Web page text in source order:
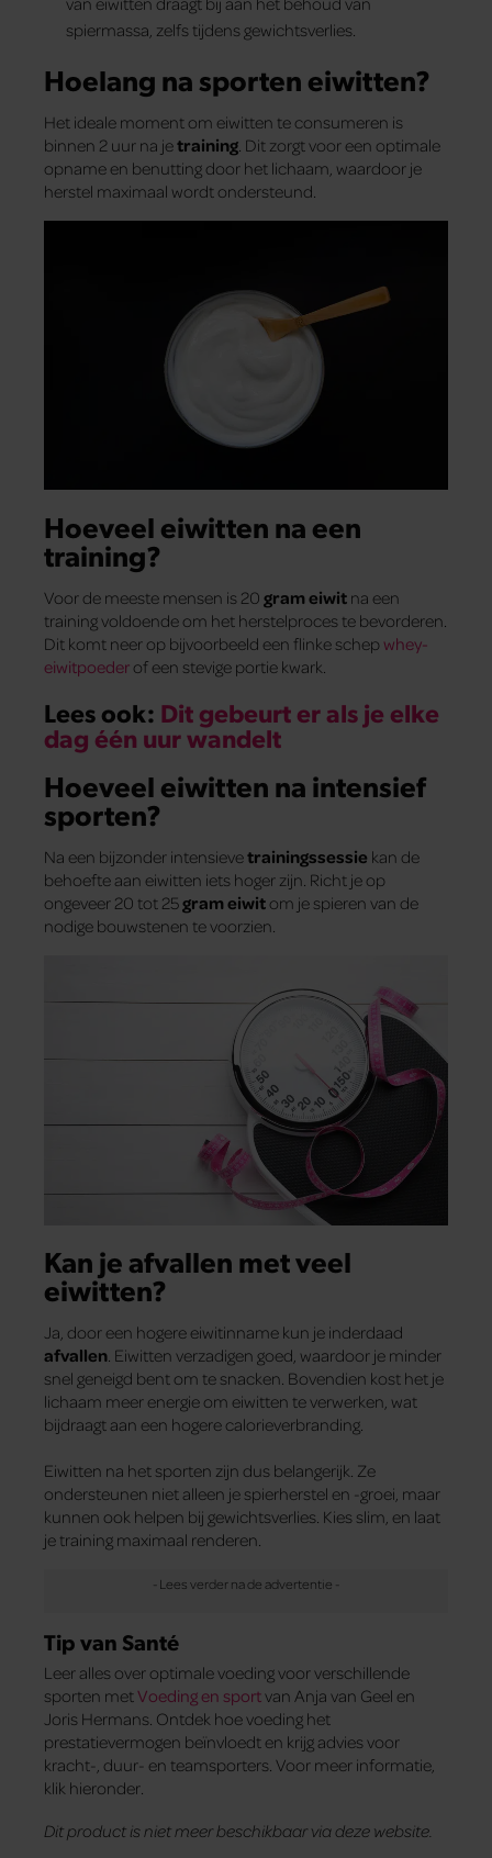
spiermassa, zelfs tijdens gewichtsverlies.
Hoelang na sporten eiwitten?
Het ideale moment om eiwitten te consumeren is
binnen 2 uur na jetraining . Dit zorgt voor een optimale
opname en benutting door het lichaam, waardoor je
herstel maximaal wordt ondersteund.
Hoeveel eiwitten na een
training?
Voor de meeste mensen is 20 gram eiwit na een
training voldoende om het herstelproces te bevorderen.
Dit komt neer op bijvoorbeeld een flinke schep whey-
eiwitpoeder of een stevige portie kwark.
Lees ook: Dit gebeurt er als je elke
dag één uur wandelt
Hoeveel eiwitten na intensief
sporten?
Na een bijzonder intensievetrainingssessie kan de
behoefte aan eiwitten iets hoger zijn. Richt je op
ongeveer 20 tot 25gram eiwit om je spieren van de
nodige bouwstenen te voorzien.
Kan je afvallen met veel
eiwitten?
Ja, door een hogere eiwitinname kun je inderdaad
afvallen. Eiwitten verzadigen goed, waardoor je minder
snel geneigd bent om te snacken. Bovendien kost het je
lichaam meer energie om eiwitten te verwerken, wat
bijdraagt aan een hogere calorieverbranding.
Eiwitten na het sporten zijn dus belangerijk. Ze
ondersteunen niet alleen je spierherstel en -groei, maar
kunnen ook helpen bij gewichtsverlies. Kies slim, en laat
je training maximaal renderen.
Tip van Santé
Leer alles over optimale voeding voor verschillende
sporten metVoeding en sportvan Anja van Geel en
Joris Hermans. Ontdek hoe voeding het
prestatievermogen beïnvloedt en krijg advies voor
kracht-, duur- en teamsporters. Voor meer informatie,
klik hieronder.
Dit product is niet meer beschikbaar via deze website.